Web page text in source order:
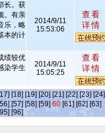
长。获
。有亲
乐，略
本的计
2014/9/11
15:53:06
查看
详情
绩较优
染学生
2014/9/11
15:05:25
查看
详情
[18] [19] [20] [21] [22] [23] [24]
[57] [58] [59] 60 [61] [62] [63]
[96]